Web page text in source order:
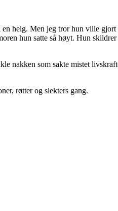
helg. Men jeg tror hun ville
hun satte så høyt. Hun
nakken som sakte mistet
røtter og slekters gang.